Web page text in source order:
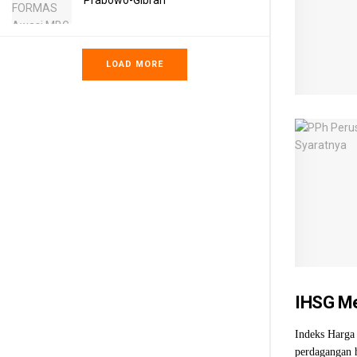
LOAD MORE
IHSG
Indeks